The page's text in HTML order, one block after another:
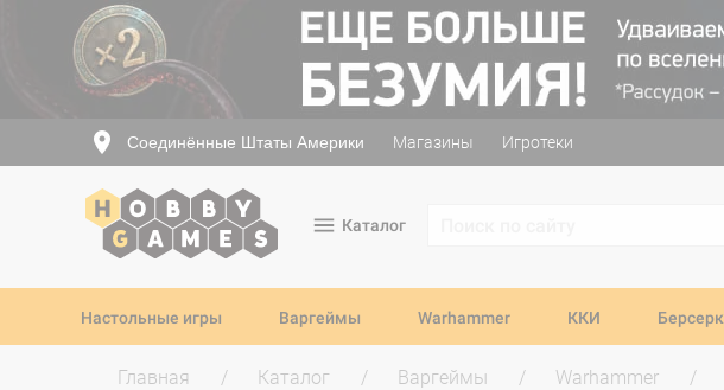
Соединённые Штаты Америки Магазины Игротеки
Каталог
Настольные игры Варгеймы Warhammer ККИ Берсерк
Главная Каталог Варгеймы Warhammer